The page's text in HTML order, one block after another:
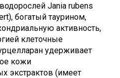
Jania rubens
богатый таурином,
активность,
клеточные
удерживает
кожи
экстрактов (имеет